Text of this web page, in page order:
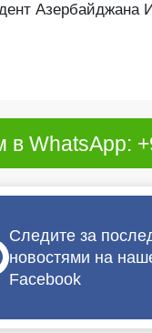
Азербайджана
WhatsApp:
Следите за
новостями на
Facebook